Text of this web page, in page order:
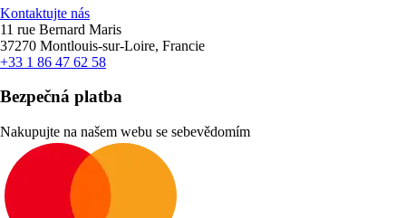
Kontaktujte nás
11 rue Bernard Maris
37270 Montlouis-sur-Loire, Francie
+33 1 86 47 62 58
Bezpečná platba
Nakupujte na našem webu se sebevědomím